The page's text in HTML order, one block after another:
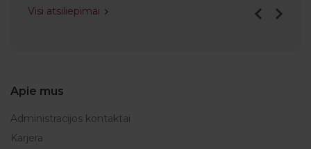
Visi atsiliepimai
Apie mus
Administracijos kontaktai
Karjera